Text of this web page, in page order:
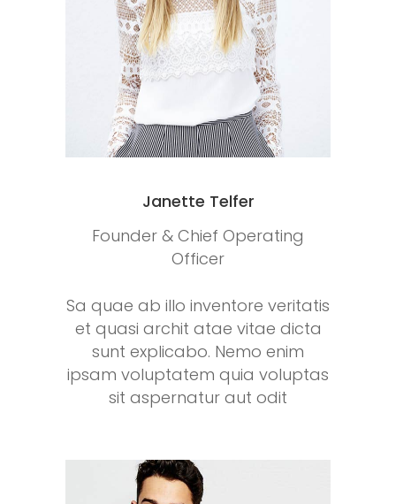
Janette Telfer
Founder & Chief Operating
Officer
Sa quae ab illo inventore veritatis
et quasi archit atae vitae dicta
sunt explicabo. Nemo enim
ipsam voluptatem quia voluptas
sit aspernatur aut odit